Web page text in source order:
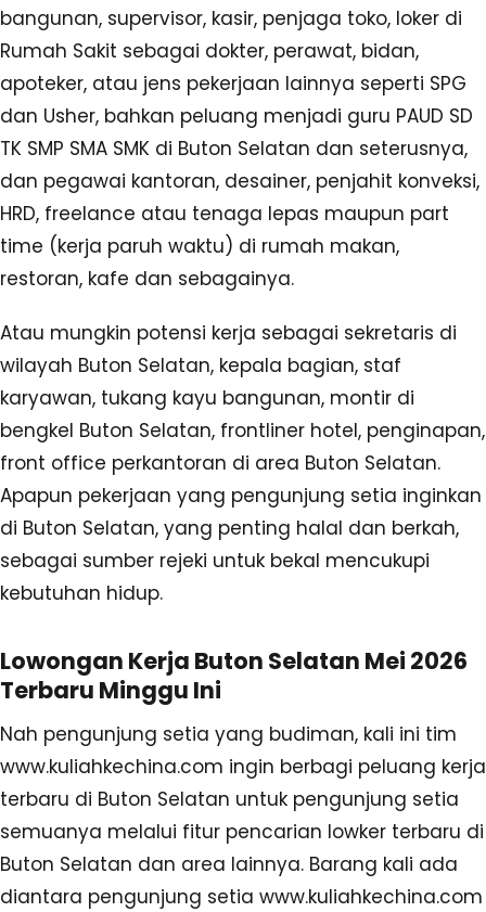
bangunan, supervisor, kasir, penjaga toko, loker di
Rumah Sakit sebagai dokter, perawat, bidan,
apoteker, atau jens pekerjaan lainnya seperti SPG
dan Usher, bahkan peluang menjadi guru PAUD SD
TK SMP SMA SMK di Buton Selatan dan seterusnya,
dan pegawai kantoran, desainer, penjahit konveksi,
HRD, freelance atau tenaga lepas maupun part
time (kerja paruh waktu) di rumah makan,
restoran, kafe dan sebagainya.
Atau mungkin potensi kerja sebagai sekretaris di
wilayah Buton Selatan, kepala bagian, staf
karyawan, tukang kayu bangunan, montir di
bengkel Buton Selatan, frontliner hotel, penginapan,
front office perkantoran di area Buton Selatan.
Apapun pekerjaan yang pengunjung setia inginkan
di Buton Selatan, yang penting halal dan berkah,
sebagai sumber rejeki untuk bekal mencukupi
kebutuhan hidup.
Lowongan Kerja Buton Selatan Mei 2026
Terbaru Minggu Ini
Nah pengunjung setia yang budiman, kali ini tim
www.kuliahkechina.com ingin berbagi peluang kerja
terbaru di Buton Selatan untuk pengunjung setia
semuanya melalui fitur pencarian lowker terbaru di
Buton Selatan dan area lainnya. Barang kali ada
diantara pengunjung setia www.kuliahkechina.com